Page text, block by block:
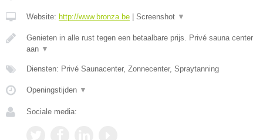
Website: http://www.bronza.be Screenshot ▼
Genieten in alle rust tegen een betaalbare prijs. Privé sauna center
aan ▼
Diensten: Privé Saunacenter, Zonnecenter, Spraytanning
Openingstijden ▼
Sociale media: